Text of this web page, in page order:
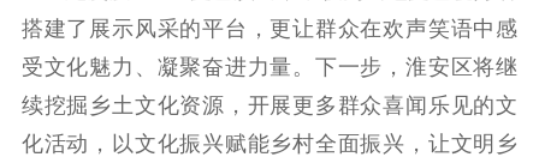
搭建了展示风采的平台，更让群众在欢声笑语中感
受文化魅力、凝聚奋进力量。下一步，淮安区将继
续挖掘乡土文化资源，开展更多群众喜闻乐见的文
化活动，以文化振兴赋能乡村全面振兴，让文明乡